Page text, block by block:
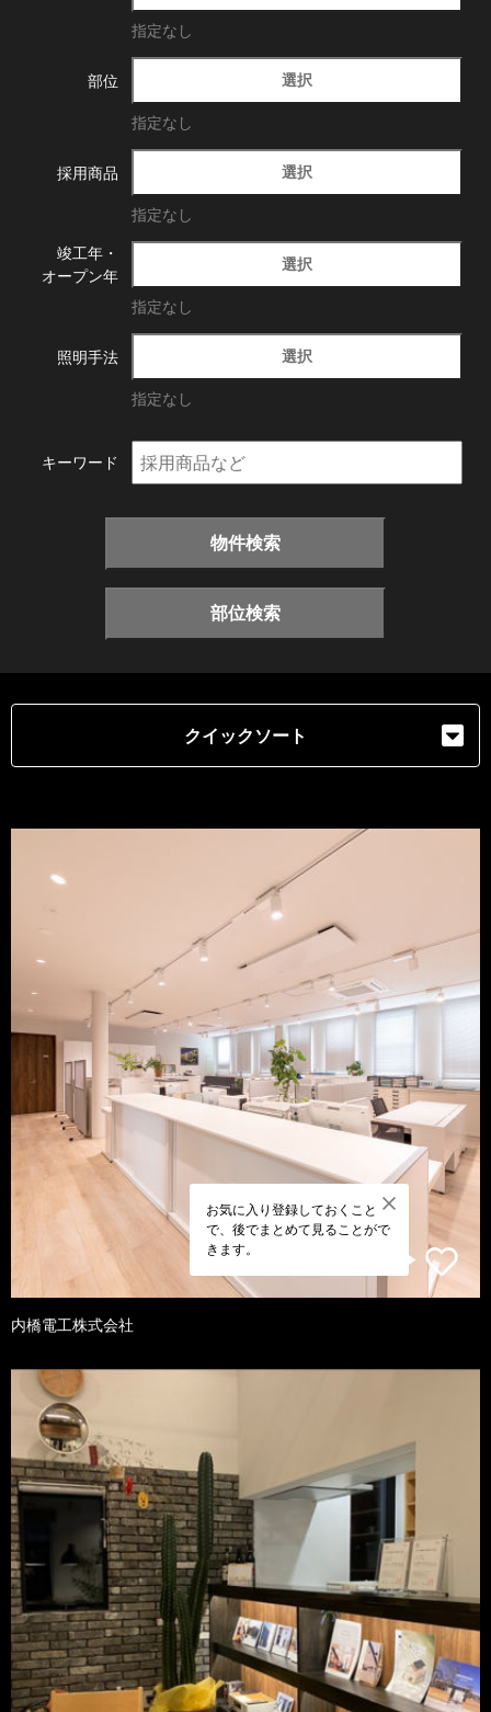
指定なし
部位 選択
指定なし
採用商品 選択
指定なし
竣工年・
オープン年
選択
指定なし
照明手法 選択
指定なし
キーワード
物件検索
部位検索
クイックソート
お気に入り登録しておくこと
で、後でまとめて見ることがで
きます。
内橋電工株式会社